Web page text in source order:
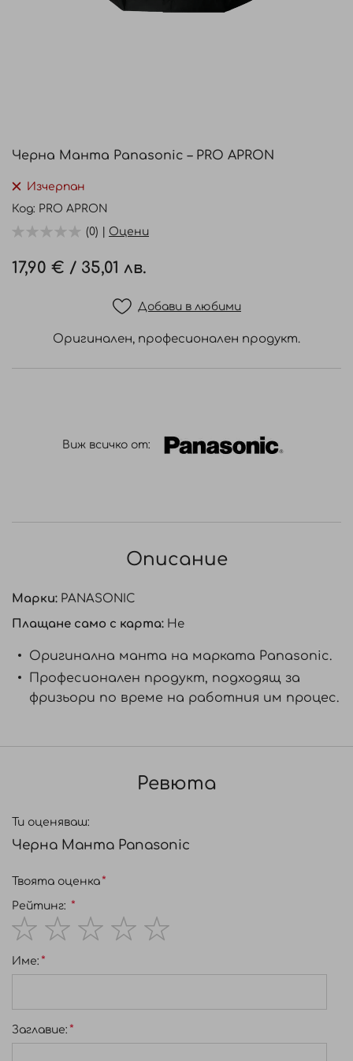
началото
на
галерия
снимки
Черна Манта Panasonic – PRO APRON
Изчерпан
Код PRO APRON
(0) | Оцени
17,90 € / 35,01 лв.
Добави в любими
Оригинален, професионален продукт.
Виж всичко от:
Описание
Марки: PANASONIC
Плащане само с карта: Не
Оригинална манта на марката Panasonic.
Професионален продукт, подходящ за
фризьори по време на работния им процес.
Ревюта
Ти оценяваш:
Черна Манта Panasonic
Твоята оценка
Рейтинг:
star
stars
stars
stars
stars
Име:
Заглавиe: